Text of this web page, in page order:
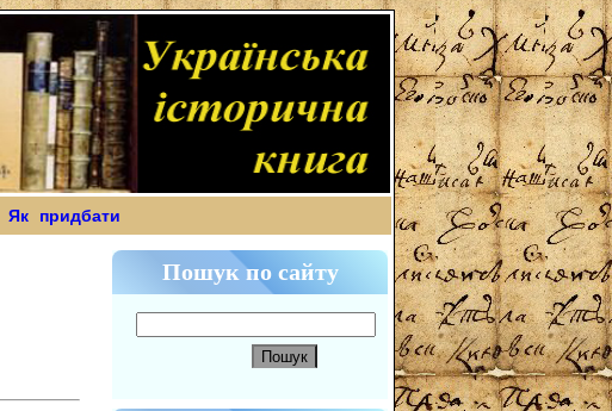
Як придбати
Пошук по сайту